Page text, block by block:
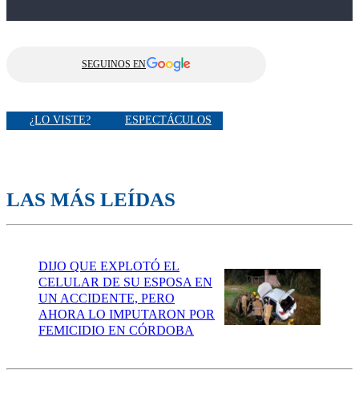
SEGUINOS EN
¿LO VISTE? ESPECTÁCULOS
LAS MÁS LEÍDAS
DIJO QUE EXPLOTÓ EL
CELULAR DE SU ESPOSA EN
UN ACCIDENTE, PERO
AHORA LO IMPUTARON POR
FEMICIDIO EN CÓRDOBA